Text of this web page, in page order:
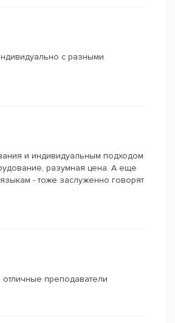
с разными
и индивидуальным подходом
разумная цена. А еще
- тоже заслуженно говорят
отличные преподаватели